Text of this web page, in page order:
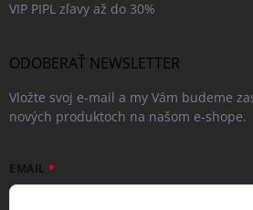
VIP PIPL zľavy až do 30%
ODOBERAŤ NEWSLETTER
Vložte svoj e-mail a my Vám budeme
nových produktoch na našom e-shope.
EMAIL